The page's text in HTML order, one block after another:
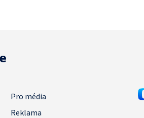
Pro média
Reklama